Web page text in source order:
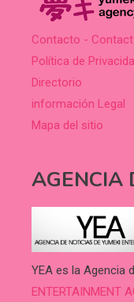
Contacto -
Política de
Directorio
información Legal
Mapa del sitio
AGENCIA
YEA es la Agencia
ENTERTAINMENT